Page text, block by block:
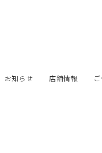
お知らせ 店舗情報